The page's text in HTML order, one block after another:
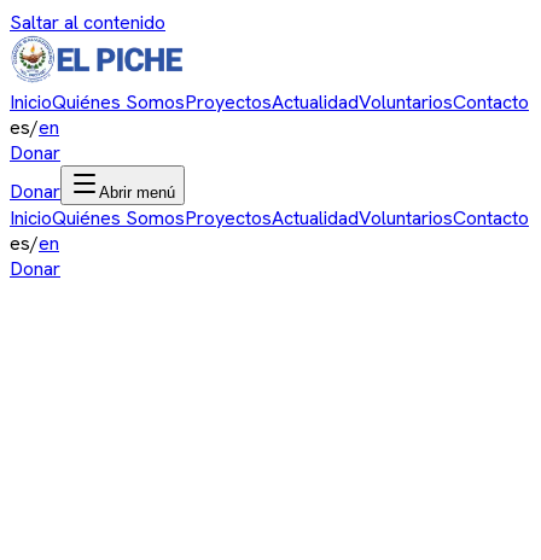
Saltar al contenido
InicioQuiénes SomosProyectosActualidadVoluntariosContacto
es/en
Donar
Donar
Abrir menú
InicioQuiénes SomosProyectosActualidadVoluntariosContacto
es/en
Donar